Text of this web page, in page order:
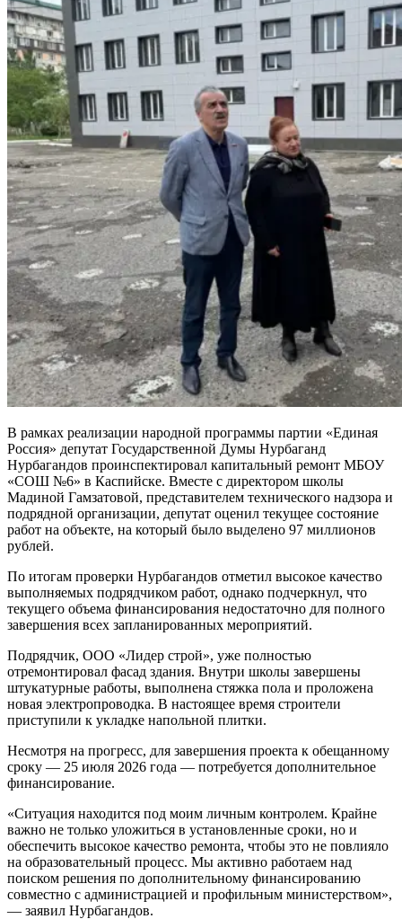
В рамках реализации народной программы партии «Единая
Россия» депутат Государственной Думы Нурбаганд
Нурбагандов проинспектировал капитальный ремонт МБОУ
«СОШ №6» в Каспийске. Вместе с директором школы
Мадиной Гамзатовой, представителем технического надзора и
подрядной организации, депутат оценил текущее состояние
работ на объекте, на который было выделено 97 миллионов
рублей.
По итогам проверки Нурбагандов отметил высокое качество
выполняемых подрядчиком работ, однако подчеркнул, что
текущего объема финансирования недостаточно для полного
завершения всех запланированных мероприятий.
Подрядчик, ООО «Лидер строй», уже полностью
отремонтировал фасад здания. Внутри школы завершены
штукатурные работы, выполнена стяжка пола и проложена
новая электропроводка. В настоящее время строители
приступили к укладке напольной плитки.
Несмотря на прогресс, для завершения проекта к обещанному
сроку — 25 июля 2026 года — потребуется дополнительное
финансирование.
«Ситуация находится под моим личным контролем. Крайне
важно не только уложиться в установленные сроки, но и
обеспечить высокое качество ремонта, чтобы это не повлияло
на образовательный процесс. Мы активно работаем над
поиском решения по дополнительному финансированию
совместно с администрацией и профильным министерством»,
— заявил Нурбагандов.